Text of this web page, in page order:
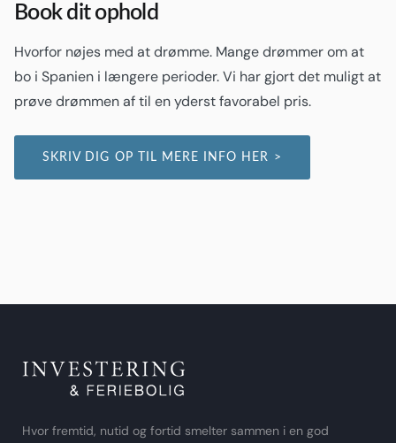
Book dit ophold
Hvorfor nøjes med at drømme. Mange drømmer om at
bo i Spanien i længere perioder. Vi har gjort det muligt at
prøve drømmen af til en yderst favorabel pris.
SKRIV DIG OP TIL MERE INFO HER >
Hvor fremtid, nutid og fortid smelter sammen i en god